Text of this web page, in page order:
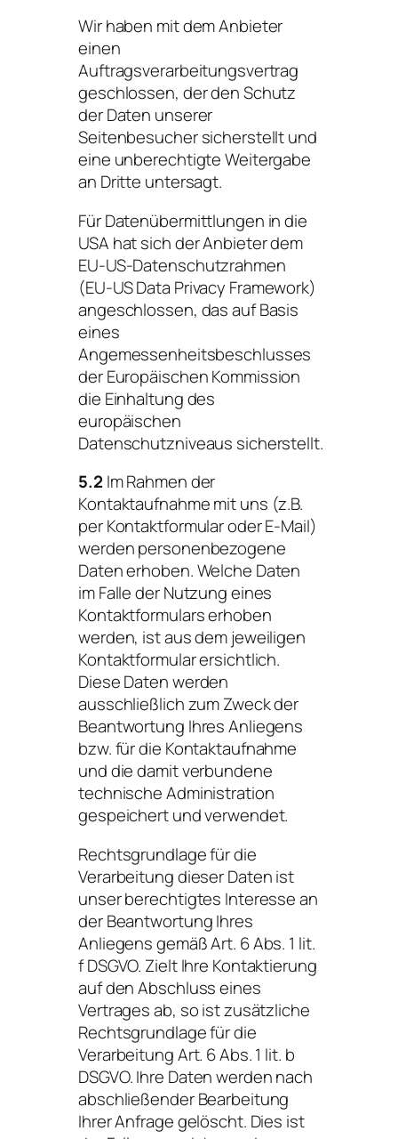
Wir haben mit dem Anbieter
einen
Auftragsverarbeitungsvertrag
geschlossen, der den Schutz
der Daten unserer
Seitenbesucher sicherstellt und
eine unberechtigte Weitergabe
an Dritte untersagt.
Für Datenübermittlungen in die
USA hat sich der Anbieter dem
EU-US-Datenschutzrahmen
(EU-US Data Privacy Framework)
angeschlossen, das auf Basis
eines
Angemessenheitsbeschlusses
der Europäischen Kommission
die Einhaltung des
europäischen
Datenschutzniveaus sicherstellt.
5.2 Im Rahmen der
Kontaktaufnahme mit uns (z.B.
per Kontaktformular oder E-Mail)
werden personenbezogene
Daten erhoben. Welche Daten
im Falle der Nutzung eines
Kontaktformulars erhoben
werden, ist aus dem jeweiligen
Kontaktformular ersichtlich.
Diese Daten werden
ausschließlich zum Zweck der
Beantwortung Ihres Anliegens
bzw. für die Kontaktaufnahme
und die damit verbundene
technische Administration
gespeichert und verwendet.
Rechtsgrundlage für die
Verarbeitung dieser Daten ist
unser berechtigtes Interesse an
der Beantwortung Ihres
Anliegens gemäß Art. 6 Abs. 1 lit.
f DSGVO. Zielt Ihre Kontaktierung
auf den Abschluss eines
Vertrages ab, so ist zusätzliche
Rechtsgrundlage für die
Verarbeitung Art. 6 Abs. 1 lit. b
DSGVO. Ihre Daten werden nach
abschließender Bearbeitung
Ihrer Anfrage gelöscht. Dies ist